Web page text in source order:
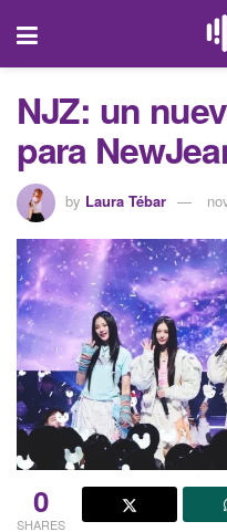
NJZ: un
para
by Laura Tébar
0
SHARES